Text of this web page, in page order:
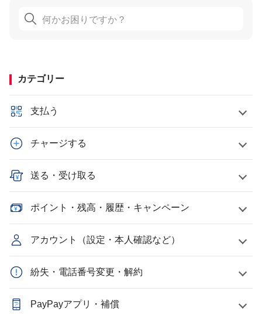
カテゴリー
支払う
チャージする
送る・受け取る
ポイント・残高・履歴・キャンペーン
アカウント（設定・本人確認など）
紛失・電話番号変更・解約
PayPayアプリ・補償